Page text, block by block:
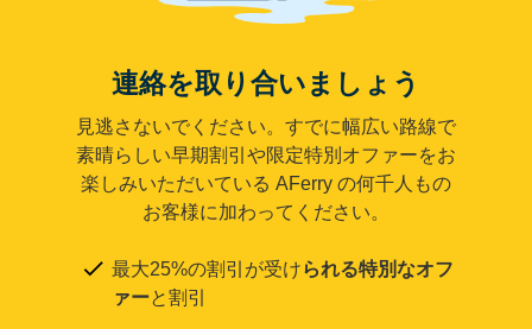
連絡を取り合いましょう
見逃さないでください。すでに幅広い路線で
素晴らしい早期割引や限定特別オファーをお
楽しみいただいている AFerry の何千人もの
お客様に加わってください。
最大25%の割引が受けられる特別なオフ
ァーと割引